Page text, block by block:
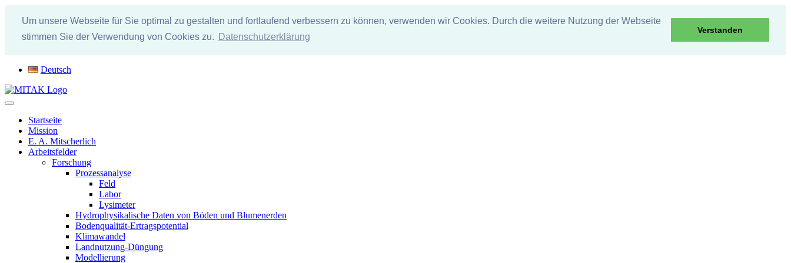
Um unsere Webseite für Sie optimal zu gestalten und fortlaufend verbessern zu können, verwenden wir Cookies. Durch die weitere Nutzung der Webseite
stimmen Sie der Verwendung von Cookies zu.
Datenschutzerklärung
Verstanden
Direkt
Inhalt
Deutsch
Startseite
Mission
E. A. Mitscherlich
Arbeitsfelder
Forschung
Prozessanalyse
Feld
Labor
Lysimeter
Hydrophysikalische Daten von Böden und Blumenerden
Bodenqualität-Ertragspotential
Klimawandel
Landnutzung-Düngung
Modellierung